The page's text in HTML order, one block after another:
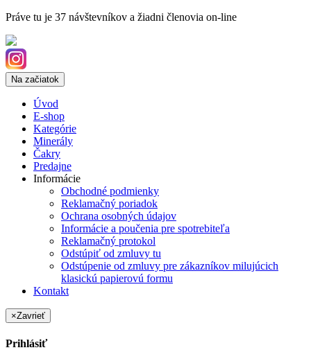
Práve tu je 37 návštevníkov a žiadni členovia on-line
Na začiatok
Úvod
E-shop
Kategórie
Minerály
Čakry
Predajne
Informácie
Obchodné podmienky
Reklamačný poriadok
Ochrana osobných údajov
Informácie a poučenia pre spotrebiteľa
Reklamačný protokol
Odstúpiť od zmluvy tu
Odstúpenie od zmluvy pre zákazníkov milujúcich
klasickú papierovú formu
Kontakt
×Zavrieť
Prihlásiť